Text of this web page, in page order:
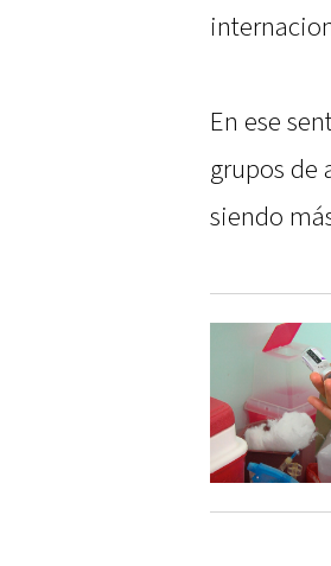
En ese
grupos de
siendo